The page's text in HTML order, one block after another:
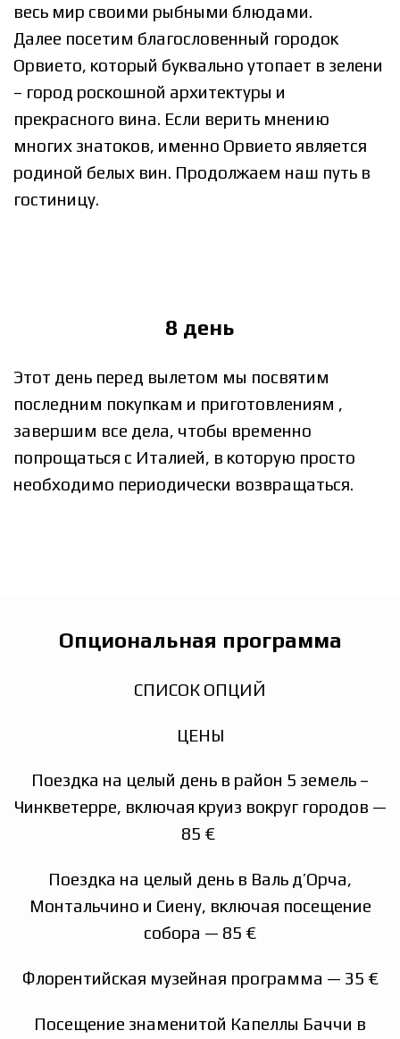
весь мир своими рыбными блюдами.
Далее посетим благословенный городок
Орвието, который буквально утопает в зелени
– город роскошной архитектуры и
прекрасного вина. Если верить мнению
многих знатоков, именно Орвието является
родиной белых вин. Продолжаем наш путь в
гостиницу.
8 день
Этот день перед вылетом мы посвятим
последним покупкам и приготовлениям ,
завершим все дела, чтобы временно
попрощаться с Италией, в которую просто
необходимо периодически возвращаться.
Опциональная программа
СПИСОК ОПЦИЙ
ЦЕНЫ
Поездка на целый день в район 5 земель –
Чинкветерре, включая круиз вокруг городов —
85 €
Поездка на целый день в Валь д’Орча,
Монтальчино и Сиену, включая посещение
собора — 85 €
Флорентийская музейная программа — 35 €
Посещение знаменитой Капеллы Баччи в